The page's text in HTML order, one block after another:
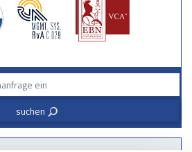
suchen 3